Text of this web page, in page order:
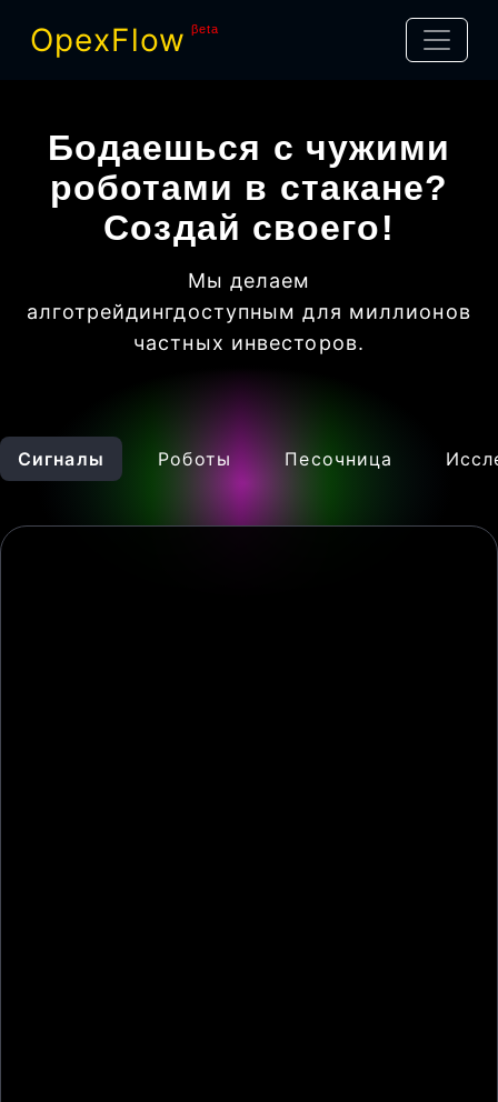
OpexFlow βeta
Бодаешься с чужими
роботами в стакане?
Создай своего!
Мы делаем
алготрейдингдоступным для миллионов
частных инвесторов.
Сигналы Роботы Песочница